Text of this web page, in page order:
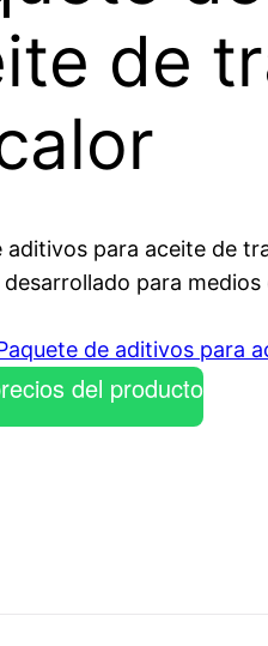
de
aditivos para aceite de
para
de aditivos para
del producto